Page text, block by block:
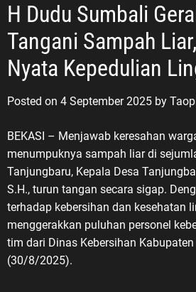
H Dudu Sumbali
Tangani Sampah
Nyata Kepedulian
Posted on 4 September 2025 by
BEKASI – Menjawab keresahan
menumpuknya sampah liar di
Tanjungbaru, Kepala Desa
S.H., turun tangan secara sigap.
terhadap kebersihan dan kesehatan
menggerakkan puluhan personel
tim dari Dinas Kebersihan
(30/8/2025).